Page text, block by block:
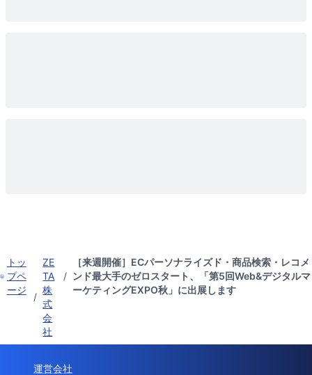
トッ
プペ
ージ
/
ZE
TA
株
式
会
社
/
［来週開催］ECパーソナライズド・商品検索・レコメ
ンド最大手のゼロスタート、「第5回Web&デジタルマ
ーケティングEXPO秋」に出展します
運営会社